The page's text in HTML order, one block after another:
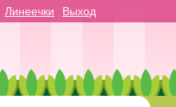
Линеечки Выход